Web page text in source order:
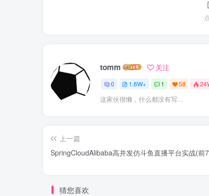
tomm 关注
0 1.6W+ 1 58
这家伙很懒，什么都没有写...
上一篇
SpringCloudAlibaba高并发仿斗鱼直播平台实战(前
猜您喜欢